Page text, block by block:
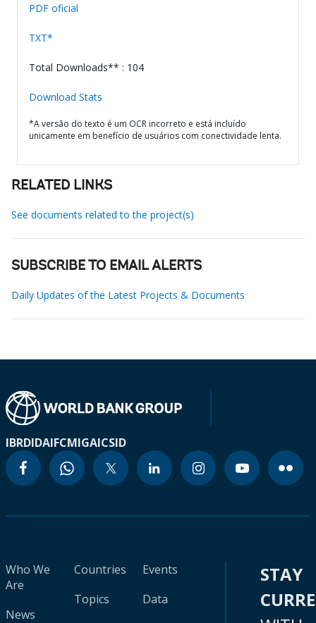
PDF oficial
TXT*
Total Downloads** : 104
Download Stats
*A versão do texto é um OCR incorreto e está incluído
unicamente em benefício de usuários com conectividade lenta.
RELATED LINKS
See documents related to the project(s)
SUBSCRIBE TO EMAIL ALERTS
Daily Updates of the Latest Projects & Documents
IBRDIDAIFCMIGAICSID
Who We
Are
News
Countries
Topics
Events
Data
STAY